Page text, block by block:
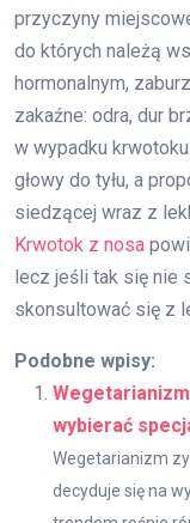
przyczyny
do których należą
hormonalnym,
zakaźne: odra, dur
w wypadku
głowy do tyłu, a
siedzącej wraz z
Krwotok z nosa
lecz jeśli tak się nie
skonsultować się z
Podobne wpisy:
wybierać
Wegetarianizm
decyduje się na